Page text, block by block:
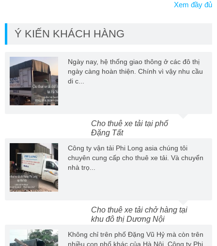
Xem đầy đủ
Ý KIẾN KHÁCH HÀNG
Ngày nay, hệ thống giao thông ở các đô thị
ngày càng hoàn thiện. Chính vì vậy nhu cầu
di c...
Cho thuê xe tải tại phố
Đặng Tất
Công ty vận tải Phi Long asia chúng tôi
chuyên cung cấp cho thuê xe tải. Và chuyển
nhà trọ...
Cho thuê xe tải chở hàng tại
khu đô thị Dương Nội
Không chỉ trên phố Đặng Vũ Hỷ mà còn trên
nhiều con phố khác của Hà Nội. Công ty Phi